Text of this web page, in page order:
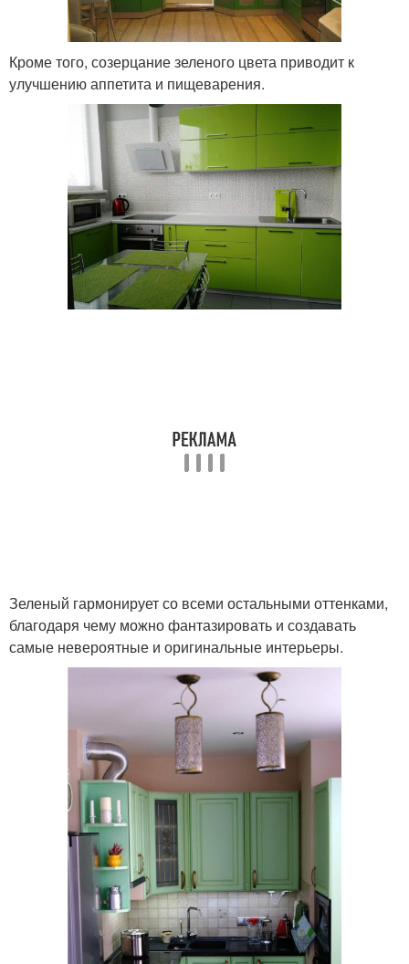
Кроме того, созерцание зеленого цвета приводит к
улучшению аппетита и пищеварения.
Зеленый гармонирует со всеми остальными оттенками,
благодаря чему можно фантазировать и создавать
самые невероятные и оригинальные интерьеры.